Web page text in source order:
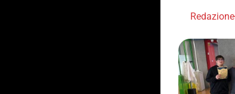
Redazione